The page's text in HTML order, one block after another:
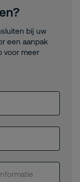
bij uw
een aanpak
voor meer